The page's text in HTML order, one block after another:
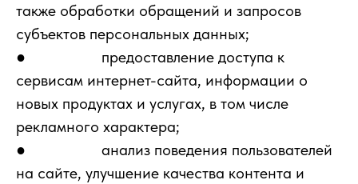
также обработки обращений и запросов
субъектов персональных данных;
● предоставление доступа к
сервисам интернет-сайта, информации о
новых продуктах и услугах, в том числе
рекламного характера;
● анализ поведения пользователей
на сайте, улучшение качества контента и